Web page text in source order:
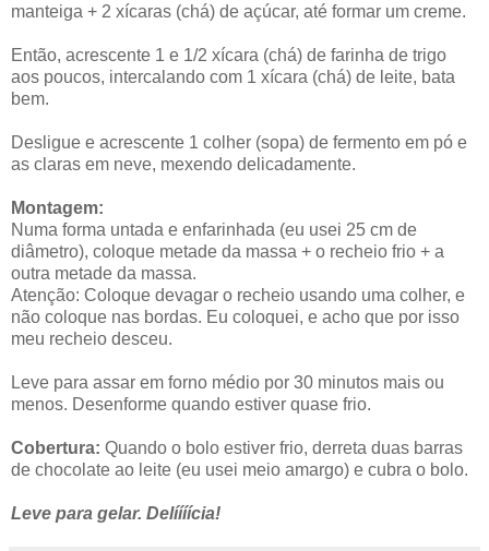
manteiga + 2 xícaras (chá) de açúcar, até formar um creme.
Então, acrescente 1 e 1/2 xícara (chá) de farinha de trigo
aos poucos, intercalando com 1 xícara (chá) de leite, bata
bem.
Desligue e acrescente 1 colher (sopa) de fermento em pó e
as claras em neve, mexendo delicadamente.
Montagem:
Numa forma untada e enfarinhada (eu usei 25 cm de
diâmetro), coloque metade da massa + o recheio frio + a
outra metade da massa.
Atenção: Coloque devagar o recheio usando uma colher, e
não coloque nas bordas. Eu coloquei, e acho que por isso
meu recheio desceu.
Leve para assar em forno médio por 30 minutos mais ou
menos. Desenforme quando estiver quase frio.
Cobertura: Quando o bolo estiver frio, derreta duas barras
de chocolate ao leite (eu usei meio amargo) e cubra o bolo.
Leve para gelar. Delíííícia!